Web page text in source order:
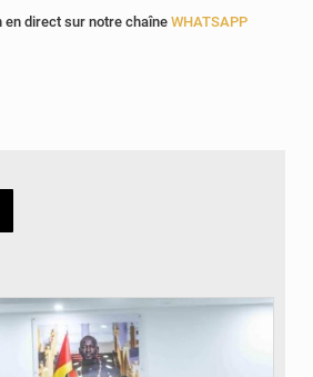
en direct sur notre chaîne WHATSAPP